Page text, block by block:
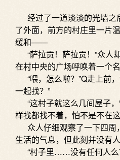
经过了一道淡淡的光墙之
了外面，前方的村庄里一片
缓和——
“萨拉贡！萨拉贡！”众人
在村中央的广场呼唤着一个名
“喂，怎么啦？”Q走上前
一起找？”
“这村子就这么几间屋子，
样找都找不着，怕不是不在
众人仔细观察了一下四周
生活的气息，但此刻并没有
“村子里……没有任何人么